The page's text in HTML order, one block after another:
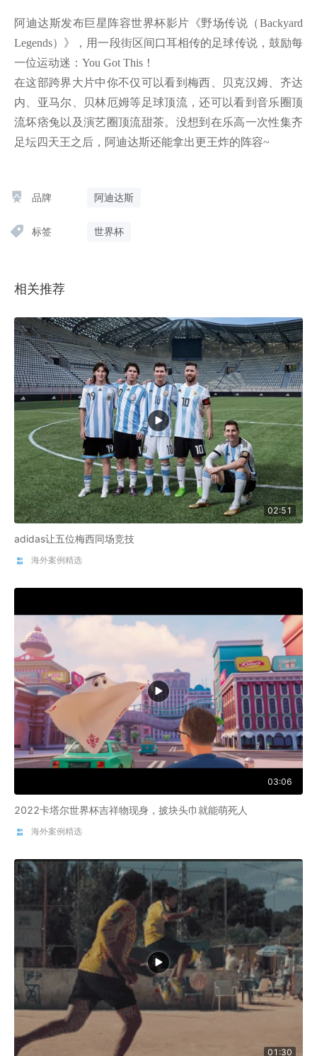
阿迪达斯发布巨星阵容世界杯影片《野场传说（Backyard
Legends）》，用一段街区间口耳相传的足球传说，鼓励每
一位运动迷：You Got This！
在这部跨界大片中你不仅可以看到梅西、贝克汉姆、齐达
内、亚马尔、贝林厄姆等足球顶流，还可以看到音乐圈顶
流坏痞兔以及演艺圈顶流甜茶。没想到在乐高一次性集齐
足坛四天王之后，阿迪达斯还能拿出更王炸的阵容~
品牌 阿迪达斯
标签 世界杯
相关推荐
02:51
adidas让五位梅西同场竞技
海外案例精选
03:06
2022卡塔尔世界杯吉祥物现身，披块头巾就能萌死人
海外案例精选
01:30